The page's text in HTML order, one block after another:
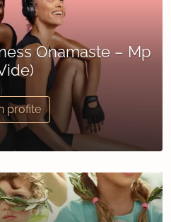
Onamaste – Mp
profite